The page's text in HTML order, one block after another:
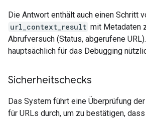
Die Antwort enthält auch einen Schritt
url_context_result mit Metadaten
Abrufversuch (Status, abgerufene
hauptsächlich für das Debugging
Sicherheitschecks
Das System führt eine Überprüfung
für URLs durch, um zu bestätigen,